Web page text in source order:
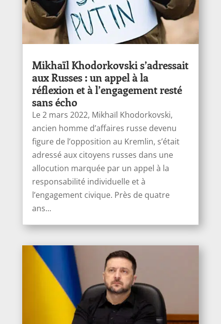
Mikhaïl Khodorkovski s’adressait
aux Russes : un appel à la
réflexion et à l’engagement resté
sans écho
Le 2 mars 2022, Mikhaïl Khodorkovski,
ancien homme d’affaires russe devenu
figure de l’opposition au Kremlin, s’était
adressé aux citoyens russes dans une
allocution marquée par un appel à la
responsabilité individuelle et à
l’engagement civique. Près de quatre
ans...